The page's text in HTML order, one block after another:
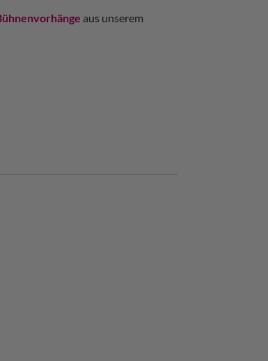
aus unserem